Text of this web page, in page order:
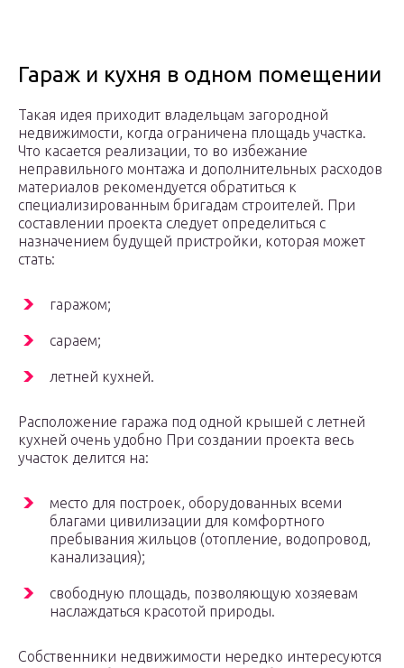
Гараж и кухня в одном помещении
Такая идея приходит владельцам загородной
недвижимости, когда ограничена площадь участка.
Что касается реализации, то во избежание
неправильного монтажа и дополнительных расходов
материалов рекомендуется обратиться к
специализированным бригадам строителей. При
составлении проекта следует определиться с
назначением будущей пристройки, которая может
стать:
гаражом;
сараем;
летней кухней.
Расположение гаража под одной крышей с летней
кухней очень удобно При создании проекта весь
участок делится на:
место для построек, оборудованных всеми
благами цивилизации для комфортного
пребывания жильцов (отопление, водопровод,
канализация);
свободную площадь, позволяющую хозяевам
наслаждаться красотой природы.
Собственники недвижимости нередко интересуются